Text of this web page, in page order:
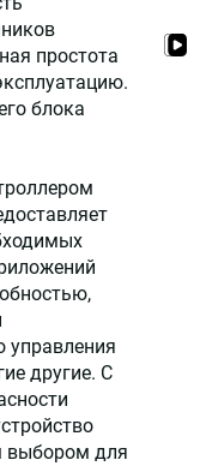
простота
блока
управления
другие. С
выбором для